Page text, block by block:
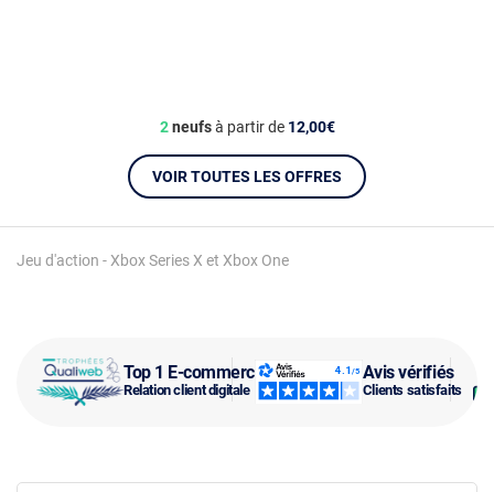
Top 1 E-commerce
Relation client digitale
Avis vérifiés
Clients satisfaits
Jeu d'action - Xbox Series X et Xbox One
2neufsà partir de 12,00€
VOIR TOUTES LES OFFRES